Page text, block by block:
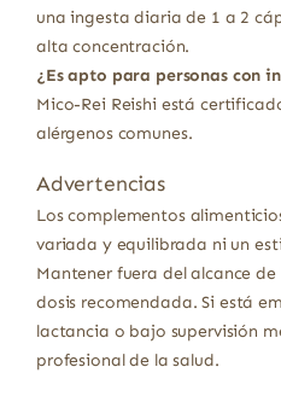
una ingesta diaria de 1 a 2
alta concentración.
¿Es apto para personas con
Mico-Rei Reishi está
alérgenos comunes.
Advertencias
Los complementos
variada y equilibrada ni un
Mantener fuera del alcance
dosis recomendada. Si está
lactancia o bajo supervisión
profesional de la salud.